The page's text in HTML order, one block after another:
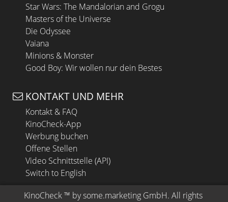
Star Wars: The Mandalorian and Grogu
Masters of the Universe
Die Odyssee
Vaiana
Minions & Monster
Good Boy: Wir wollen nur dein Bestes
KONTAKT UND MEHR
Kontakt & FAQ
KinoCheck-App
Werbung buchen
Offene Stellen
Video Schnittstelle (API)
Switch to English
KinoCheck ™ by some.marketing GmbH. All rights